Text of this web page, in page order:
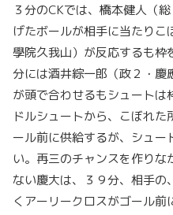
３分のCKでは、橋本健人（
げたボールが相手に当たり
學院久我山）が反応するも枠
分には酒井綜一郎（政２・慶
が頭で合わせるもシュートは
ドルシュートから、こぼれ
ール前に供給するが、シュ
い。再三のチャンスを作り
ない慶大は、３９分、相手の
くアーリークロスがゴール